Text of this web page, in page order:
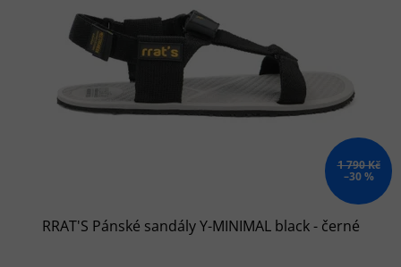
1 790 Kč
–30 %
RRAT'S Pánské sandály Y-MINIMAL black - černé